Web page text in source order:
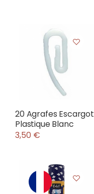
20 Agrafes Escargot
Plastique Blanc
3,50 €